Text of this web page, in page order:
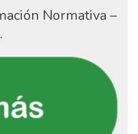
Normativa –